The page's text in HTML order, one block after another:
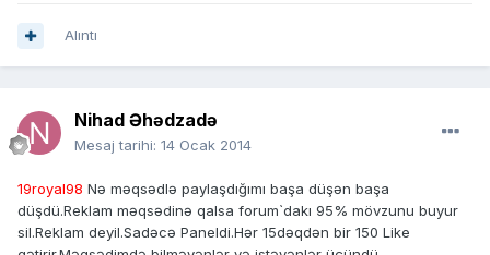
Alıntı
Nihad Əhədzadə
Mesaj tarihi: 14 Ocak 2014
19royal98 Nə məqsədlə paylaşdığımı başa düşən başa
düşdü.Reklam məqsədinə qalsa forum`dakı 95% mövzunu buyur
sil.Reklam deyil.Sadəcə Paneldi.Hər 15dəqdən bir 150 Like